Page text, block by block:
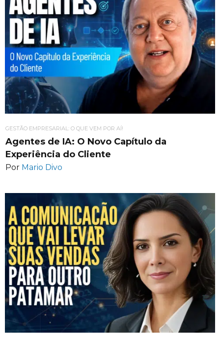
GESTÃO EMPRESARIAL: O QUE VEM POR AÍ!
Agentes de IA: O Novo Capítulo da
Experiência do Cliente
Por Mario Divo